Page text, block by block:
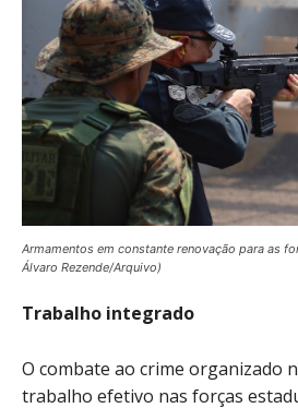
Armamentos em constante renovação para as
Álvaro Rezende/Arquivo)
Trabalho integrado
O combate ao crime organizado
trabalho efetivo nas forças